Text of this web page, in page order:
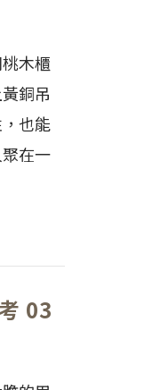
木櫃
銅吊
也能
在一
03